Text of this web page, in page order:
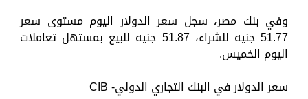
وفي بنك مصر، سجل سعر الدولار اليوم مستوى سعر
51.77 جنيه للشراء، 51.87 جنيه للبيع بمستهل تعاملات
اليوم الخميس.
سعر الدولار في البنك التجاري الدولي- CIB